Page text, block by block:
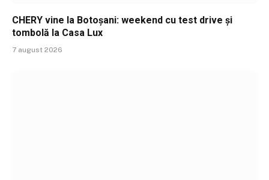
CHERY vine la Botoșani: weekend cu test drive și
tombolă la Casa Lux
7 august 2026